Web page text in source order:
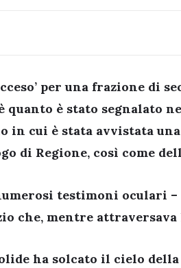
per una frazione di
quanto è stato segnalato
in cui è stata avvistata
di Regione, così come
testimoni oculari
che, mentre attraversava
ha solcato il cielo